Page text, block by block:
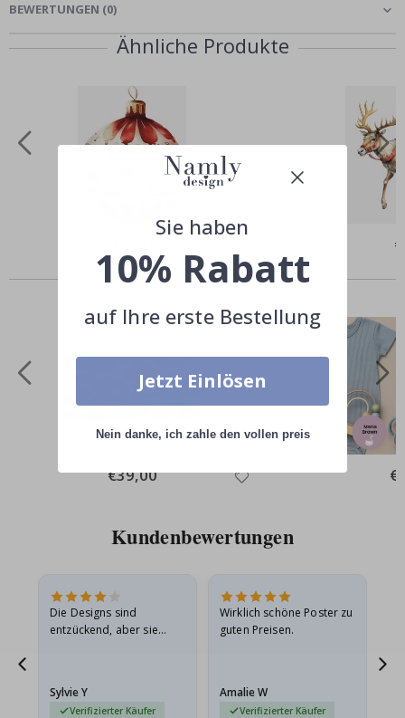
BEWERTUNGEN (0)
Ähnliche Produkte
Price
Andere kauften auch
Special
Price
€39,00
Kundenbewertungen
Die Designs sind
entzückend, aber sie
sie…
Sylvie Y
Verifizierter Käufer
Wirklich schöne Poster zu
guten Preisen.
Amalie W
Verifizierter Käufer
Sie haben
10% Rabatt
auf Ihre erste Bestellung
Jetzt Einlösen
Nein danke, ich zahle den vollen preis